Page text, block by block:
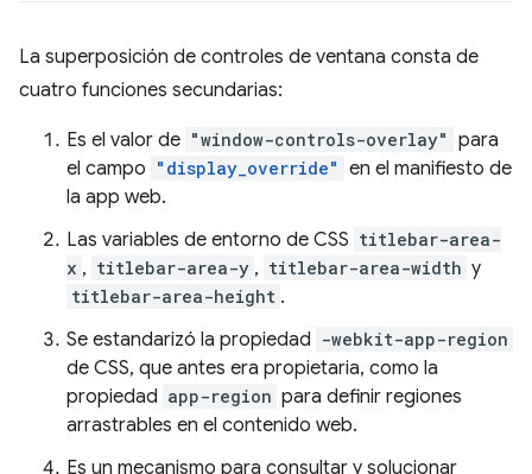
La superposición de controles de ventana consta de
cuatro funciones secundarias:
Es el valor de "window-controls-overlay" para
el campo "display_override" en el manifiesto de
la app web.
Las variables de entorno de CSS titlebar-area-
x , titlebar-area-y , titlebar-area-width y
titlebar-area-height .
Se estandarizó la propiedad -webkit-app-region
de CSS, que antes era propietaria, como la
propiedad app-region para definir regiones
arrastrables en el contenido web.
Es un mecanismo para consultar y solucionar